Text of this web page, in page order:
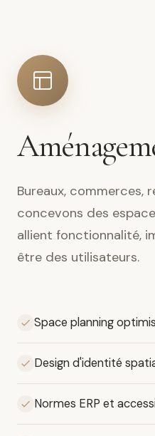
Bureaux, commerces,
concevons des
allient fonctionnalité,
être des utilisateurs.
Space planning
Design d'identité
Normes ERP et